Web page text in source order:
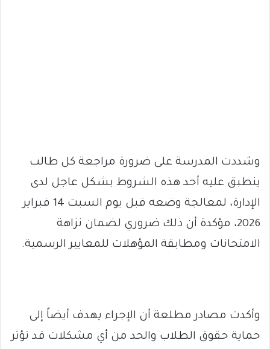
وشددت المدرسة على ضرورة مراجعة كل طالب
ينطبق عليه أحد هذه الشروط بشكل عاجل لدى
الإدارة، لمعالجة وضعه قبل يوم السبت 14 فبراير
2026، مؤكدة أن ذلك ضروري لضمان نزاهة
الامتحانات ومطابقة المؤهلات للمعايير الرسمية.
وأكدت مصادر مطلعة أن الإجراء يهدف أيضاً إلى
حماية حقوق الطلاب والحد من أي مشكلات قد تؤثر